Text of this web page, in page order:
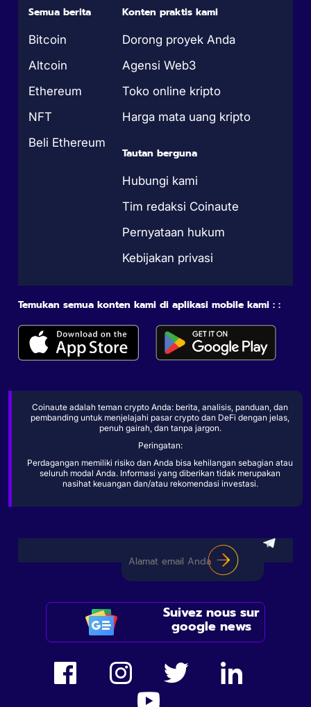
Semua berita
Bitcoin
Altcoin
Ethereum
NFT
Beli Ethereum
Konten praktis kami
Dorong proyek Anda
Agensi Web3
Toko online kripto
Harga mata uang kripto
Tautan berguna
Hubungi kami
Tim redaksi Coinaute
Pernyataan hukum
Kebijakan privasi
Temukan semua konten kami di aplikasi mobile kami : :
Coinaute adalah teman crypto Anda: berita, analisis, panduan, dan
pembanding untuk menjelajahi pasar crypto dan DeFi dengan jelas,
penuh gairah, dan tanpa jargon.
Peringatan:
Perdagangan memiliki risiko dan Anda bisa kehilangan sebagian atau
seluruh modal Anda. Informasi yang diberikan tidak merupakan
nasihat keuangan dan/atau rekomendasi investasi.
Suivez nous sur
google news